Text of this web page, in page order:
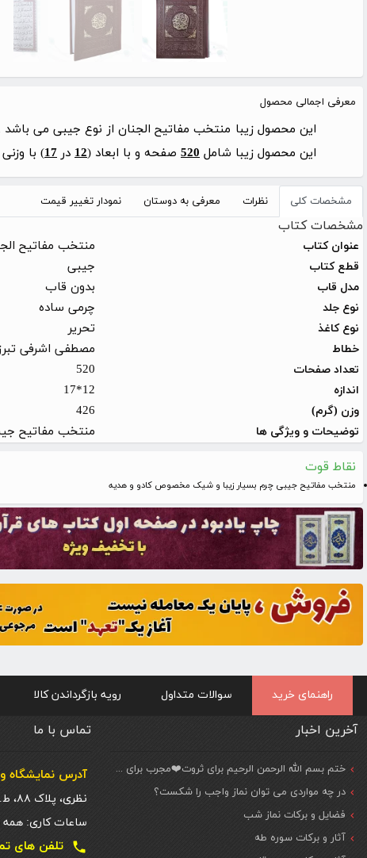
معرفی اجمالی محصول
این محصول زیبا منتخب مفاتیح الجنان از نوع جیبی می
این محصول زیبا شامل 520 صفحه و با ابعاد (12 در 17) با
مشخصات کلی نظرات معرفی به دوستان نمودار تغییر قیمت
مشخصات کتاب
عنوان کتاب منتخب مفاتیح
قطع کتاب جیبی
مدل قاب بدون قاب
نوع جلد چرمی ساده
نوع کاغذ تحریر
خطاط مصطفی اشرفی
تعداد صفحات 520
اندازه 12*17
وزن (گرم) 426
توضیحات و ویژگی ها منتخب مفاتیح
نقاط قوت
منتخب مفاتیح جیبی چرم بسیار زیبا و شیک مخصوص کادو و هدیه
راهنمای خرید سوالات متداول رویه بازگرداندن کالا
آخرین اخبار
ختم بسم الله الرحمن الرحیم برای ثروت❤️مجرب برای حاجات مهم و فوری
در چه مواردی می توان نماز واجب را شکست؟
فضایل و برکات نماز شب
آثار و برکات سوره طه
تماس با ما
آدرس نمایشگاه
نظری، پلاک ۸۸، ط. اول
ساعات کاری: همه روزه شنبه تا
local_phone تلفن های تماس دفتر تهران: